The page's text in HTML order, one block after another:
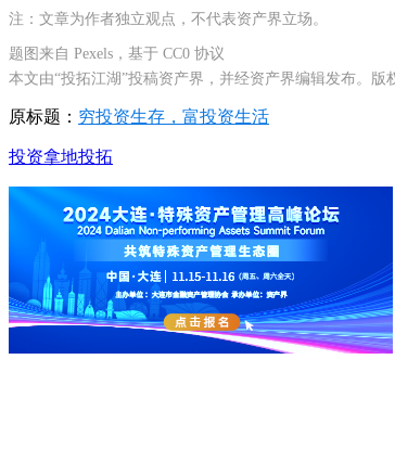
注：文章为作者独立观点，不代表资产界立场。
题图来自 Pexels，基于 CC0 协议
本文由“投拓江湖”投稿资产界，并经资产界编辑发布。版
原标题： 穷投资生存，富投资生活
投资拿地投拓